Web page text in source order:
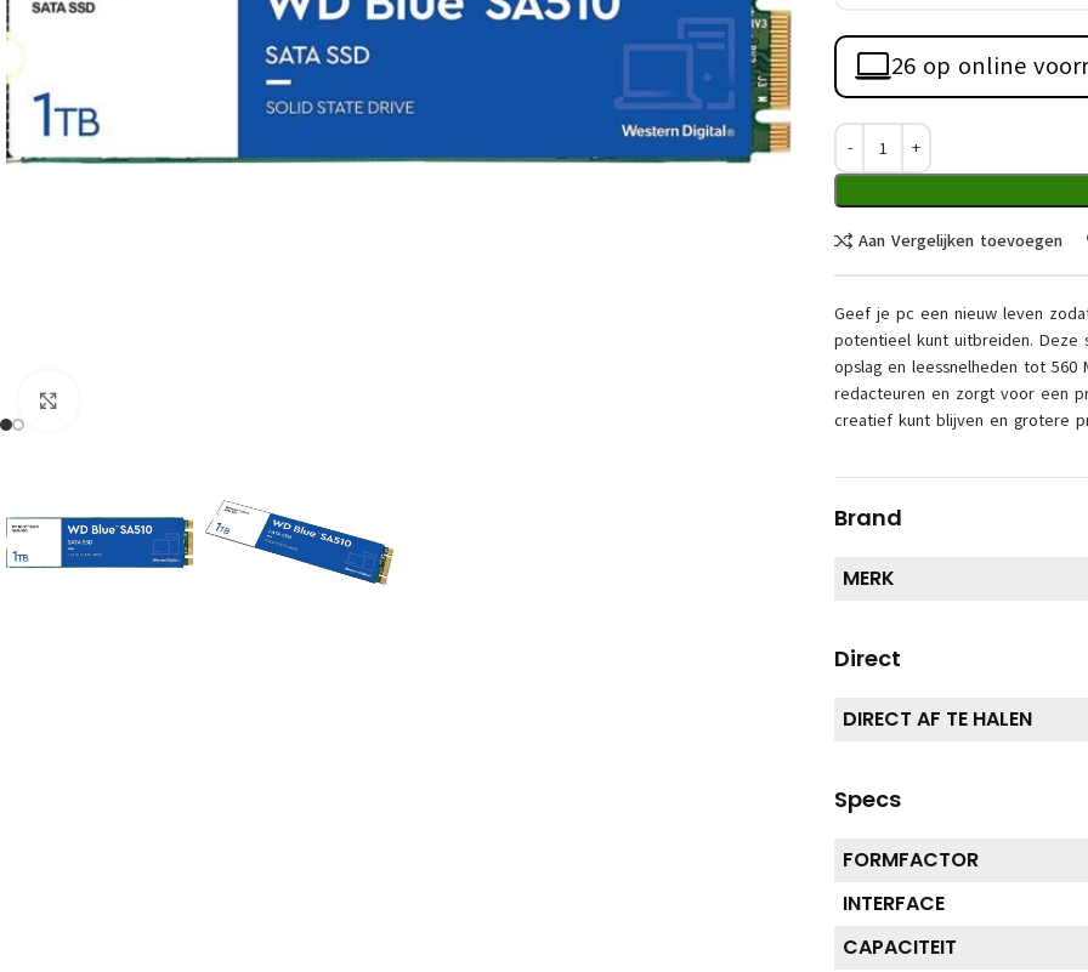
26 op online
Aan Vergelijken toevoegen
Geef je pc een nieuw leven
potentieel kunt uitbreiden. Deze
opslag en leessnelheden tot 560
redacteuren en zorgt voor een
creatief kunt blijven en grotere
Brand
MERK
Direct
DIRECT AF TE HALEN
Specs
FORMFACTOR
INTERFACE
CAPACITEIT